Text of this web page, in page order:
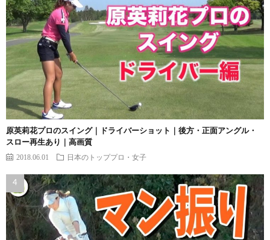
原英莉花プロのスイング｜ドライバーショット｜後方・正面アングル・
スロー再生あり｜高画質
2018.06.01 日本のトッププロ・女子